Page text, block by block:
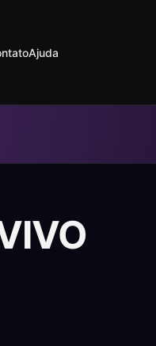
Ajuda